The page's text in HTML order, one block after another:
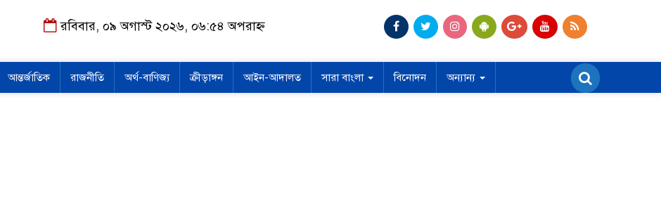
রবিবার, ০৯ অগাস্ট ২০২৬, ০৬:৫৪ অপরাহ্ন
আন্তর্জাতিক রাজনীতি অর্থ-বাণিজ্য ক্রীড়াঙ্গন আইন-আদালত সারা বাংলা বিনোদন অন্যান্য